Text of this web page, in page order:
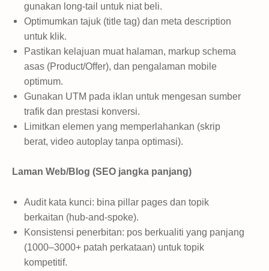
gunakan long-tail untuk niat beli.
Optimumkan tajuk (title tag) dan meta description
untuk klik.
Pastikan kelajuan muat halaman, markup schema
asas (Product/Offer), dan pengalaman mobile
optimum.
Gunakan UTM pada iklan untuk mengesan sumber
trafik dan prestasi konversi.
Limitkan elemen yang memperlahankan (skrip
berat, video autoplay tanpa optimasi).
Laman Web/Blog (SEO jangka panjang)
Audit kata kunci: bina pillar pages dan topik
berkaitan (hub-and-spoke).
Konsistensi penerbitan: pos berkualiti yang panjang
(1000–3000+ patah perkataan) untuk topik
kompetitif.